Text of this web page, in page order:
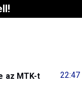
22:47
az MTK-t